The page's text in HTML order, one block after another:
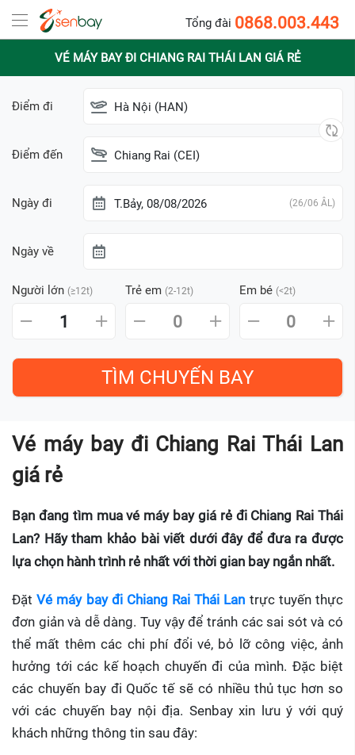
Tổng đài 0868.003.443
VÉ MÁY BAY ĐI CHIANG RAI THÁI LAN GIÁ RẺ
Điểm đi Hà Nội (HAN)
Điểm đến Chiang Rai (CEI)
Ngày đi T.Bảy, 08/08/2026 (26/06 ÂL)
Ngày về
Người lớn (≥12t) Trẻ em (2-12t) Em bé (<2t)
1 0 0
Vé máy bay đi Chiang Rai Thái Lan
giá rẻ
Bạn đang tìm mua vé máy bay giá rẻ đi Chiang Rai Thái
Lan? Hãy tham khảo bài viết dưới đây để đưa ra được
lựa chọn hành trình rẻ nhất với thời gian bay ngắn nhất.
ĐặtVé máy bay đi Chiang Rai Thái Lan trực tuyến thực
đơn giản và dễ dàng. Tuy vậy để tránh các sai sót và có
thể mất thêm các chi phí đổi vé, bỏ lỡ công việc, ảnh
hưởng tới các kế hoạch chuyến đi của mình. Đặc biệt
các chuyến bay đi Quốc tế sẽ có nhiều thủ tục hơn so
với các chuyến bay nội địa. Senbay xin lưu ý với quý
khách những thông tin sau đây: